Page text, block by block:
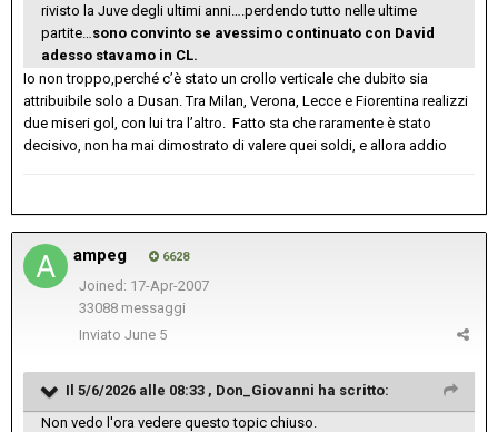
rivisto la Juve degli ultimi anni….perdendo tutto nelle ultime
partite… sono convinto se avessimo continuato con David
adesso stavamo in CL.
Io non troppo,perché c’è stato un crollo verticale che dubito sia
attribuibile solo a Dusan. Tra Milan, Verona, Lecce e Fiorentina realizzi
due miseri gol, con lui tra l’altro. Fatto sta che raramente è stato
decisivo, non ha mai dimostrato di valere quei soldi, e allora addio
ampeg 6628
Joined: 17-Apr-2007
33088 messaggi
Inviato June 5
Il 5/6/2026 alle 08:33 , Don_Giovanni ha scritto:
Non vedo l'ora vedere questo topic chiuso.